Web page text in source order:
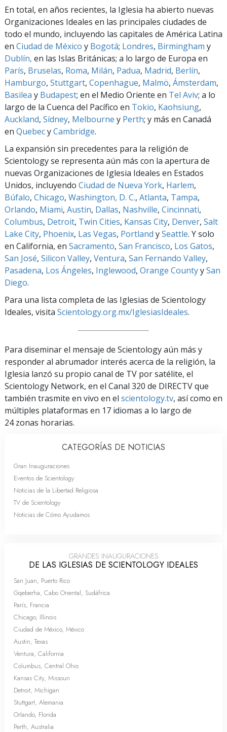
En total, en años recientes, la Iglesia ha abierto nuevas
Organizaciones Ideales en las principales ciudades de
todo el mundo, incluyendo las capitales de América Latina
en Ciudad de México y Bogotá; Londres, Birmingham y
Dublín, en las Islas Británicas; a lo largo de Europa en
París, Bruselas, Roma, Milán, Padua, Madrid, Berlín,
Hamburgo, Stuttgart, Copenhague, Malmö, Ámsterdam,
Basilea y Budapest; en el Medio Oriente en Tel Aviv; a lo
largo de la Cuenca del Pacífico en Tokio, Kaohsiung,
Auckland, Sídney, Melbourne y Perth; y más en Canadá
en QuebecyCambridge.
La expansión sin precedentes para la religión de
Scientology se representa aún más con la apertura de
nuevas Organizaciones de Iglesia Ideales en Estados
Unidos, incluyendo Ciudad de Nueva York, Harlem,
Búfalo, Chicago, Washington, D. C., Atlanta, Tampa,
Orlando, Miami, Austin, Dallas, Nashville, Cincinnati,
Columbus, Detroit, Twin Cities, Kansas City, Denver, Salt
Lake City, Phoenix, Las Vegas, Portland ySeattle. Y solo
en California, en Sacramento, San Francisco, Los Gatos,
San José, Silicon Valley, Ventura, San Fernando Valley,
Pasadena, Los Ángeles, Inglewood, Orange CountyySan
Diego.
Para una lista completa de las Iglesias de Scientology
Ideales, visita Scientology.org.mx/IglesiasIdeales.
Para diseminar el mensaje de Scientology aún más y
responder al abrumador interés acerca de la religión, la
Iglesia lanzó su propio canal de TV por satélite, el
Scientology Network, en el Canal 320 de DIRECTV que
también trasmite en vivo en el scientology.tv, así como en
múltiples plataformas en 17 idiomas a lo largo de
24 zonas horarias.
CATEGORÍAS DE NOTICIAS
Gran Inauguraciones
Eventos de Scientology
Noticias de la Libertad Religiosa
TV de Scientology
Noticias de Cómo Ayudamos
GRANDES INAUGURACIONES
DE LAS IGLESIAS DE SCIENTOLOGY IDEALES
San Juan, Puerto Rico
Gqeberha, Cabo Oriental, Sudáfrica
París, Francia
Chicago, Illinois
Ciudad de México, México
Austin, Texas
Ventura, California
Columbus, Central Ohio
Kansas City, Missouri
Detroit, Michigan
Stuttgart, Alemania
Orlando, Florida
Perth, Australia